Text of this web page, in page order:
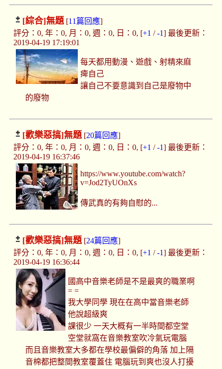
[綜合]無題[11篇回應]
評分：0, 年：0, 月：0, 週：0, 日：0, [+1 /-1] 最後更新：
2019-04-19 17:19:01
每天都用動漫、遊戲、射精來麻
痺自己
讓自己不要意識到自己是廢物中
的廢物
[歡樂惡搞]無題[20篇回應]
評分：0, 年：0, 月：0, 週：0, 日：0, [+1 /-1] 最後更新：
2019-04-19 16:37:46
https://www.youtube.com/watch?
v=Jod2TyUOnXs
傳武真的有夠自慰的...
[歡樂惡搞]無題[24篇回應]
評分：0, 年：0, 月：0, 週：0, 日：0, [+1 /-1] 最後更新：
2019-04-19 16:36:44
國高中音樂老師是不是最爽的職業啊
= =
我大學同學 現在在高中當音樂老師
他說超級爽
課很少 一天大概有一半時間都空堂
空堂就窩在音樂教室吹冷氣玩電腦
而且音樂教室大多都在學校最偏僻的角落 加上隔
音棉都把整間教室覆蓋住 電腦玩到爽也沒人打擾